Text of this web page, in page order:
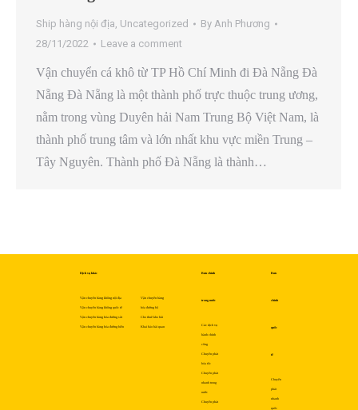
Ship hàng nội địa, Uncategorized By Anh Phương
28/11/2022
Leave a comment
Vận chuyển cá khô từ TP Hồ Chí Minh đi Đà Nẵng Đà
Nẵng Đà Nẵng là một thành phố trực thuộc trung ương,
nằm trong vùng Duyên hải Nam Trung Bộ Việt Nam, là
thành phố trung tâm và lớn nhất khu vực miền Trung –
Tây Nguyên. Thành phố Đà Nẵng là thành…
Dịch vụ khác
Vận chuyển hàng không nội địa
Vận chuyển hàng không quốc tế
Vận chuyển hàng hóa đường sắt
Vận chuyển hàng hóa đường biển
Vận chuyển hàng
hóa đường bộ
Cho thuê kho bãi
Khai báo hải quan
Bưu chính
trong nước
Các dịch vụ
hành chính
công
Chuyển phát
hỏa tốc
Chuyển phát
nhanh trong
nước
Chuyển phát
Bưu
chính
quốc
tế
Chuyển
phát
nhanh
quốc